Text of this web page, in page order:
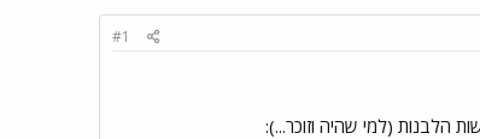
#1
הלבנות (למי שהיה וזוכר...):